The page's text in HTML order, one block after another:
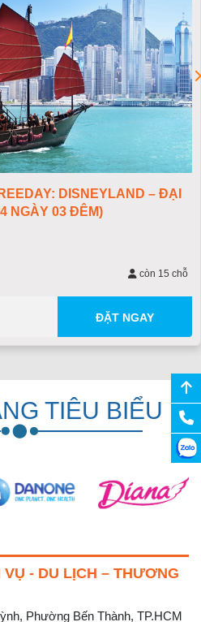
– ĐẠI
ĐÊM)
còn 15 chỗ
ĐẶT NGAY
DU
Liên
TIÊU BIỂU
- DU LỊCH – THƯƠNG
Phường Bến Thành, TP.HCM